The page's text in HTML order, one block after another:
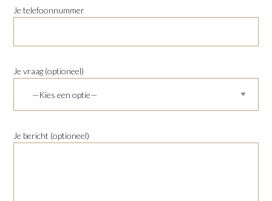
Je telefoonnummer
Je vraag (optioneel)
Je bericht (optioneel)